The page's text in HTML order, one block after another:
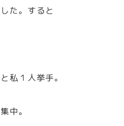
た。すると
私１人挙手。
中。